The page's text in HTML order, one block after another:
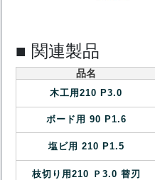
■ 関連製品
品名
木工用210 P3.0
ボード用 90 P1.6
塩ビ用 210 P1.5
枝切り用210 Ｐ3.0 替刃